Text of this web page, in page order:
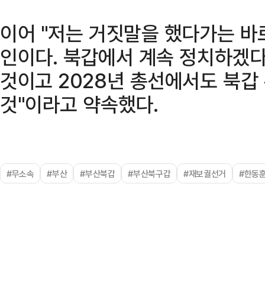
이어 "저는 거짓말을 했다가는
인이다. 북갑에서 계속 정치하겠
것이고 2028년 총선에서도 북갑
것"이라고 약속했다.
#무소속 #부산 #부산북갑 #부산북구갑 #재보궐선거 #한동